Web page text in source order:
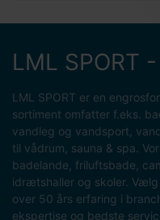
LML SPORT
LML SPORT er en
sortiment omfatter f.eks.
vandleg og vandsport,
til vådrum, sauna & spa.
badelande, friluftsbade,
idrætshaller og skoler.
over 50 års erfaring i
ekspertise og bedste